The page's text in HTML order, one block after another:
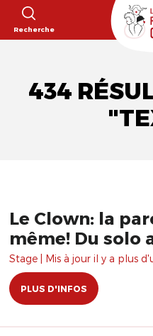
Recherche
434
Le Clown: la
même! Du solo
Stage | Mis à jour il y a plus
PLUS D'INFOS